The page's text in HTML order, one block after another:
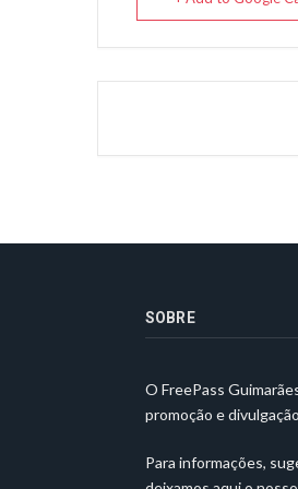
SOBRE
O FreePass
promoção e
Para informações,